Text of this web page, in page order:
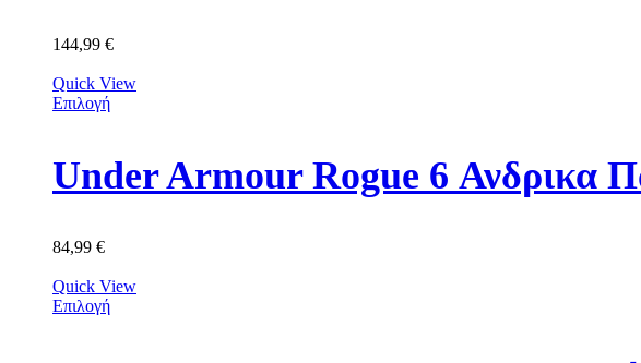
144,99 €
Quick View
Επιλογή
Under Armour Rogue 6 Ανδρικα
84,99 €
Quick View
Επιλογή